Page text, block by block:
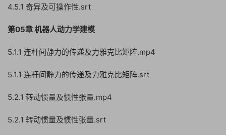
4.5.1 奇异及可操作性.srt
第05章 机器人动力学建模
5.1.1 连杆间静力的传递及力雅克比矩阵.mp4
5.1.1 连杆间静力的传递及力雅克比矩阵.srt
5.2.1 转动惯量及惯性张量.mp4
5.2.1 转动惯量及惯性张量.srt